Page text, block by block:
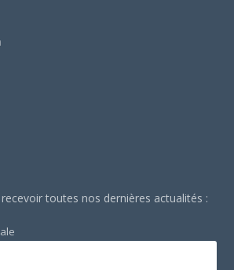
toutes nos dernières actualités :